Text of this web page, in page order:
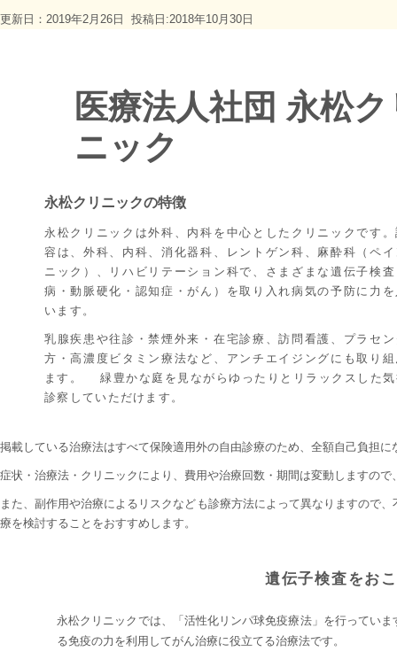
更新日：2019年2月26日 投稿日:2018年10月30日
医療法人社団 永松ク
ニック
永松クリニックの特徴
永松クリニックは外科、内科を中心としたクリニックです
容は、外科、内科、消化器科、レントゲン科、麻酔科（ペ
ニック）、リハビリテーション科で、さまざまな遺伝子検
病・動脈硬化・認知症・がん）を取り入れ病気の予防に力
います。
乳腺疾患や往診・禁煙外来・在宅診療、訪問看護、プラセ
方・高濃度ビタミン療法など、アンチエイジングにも取り
ます。 緑豊かな庭を見ながらゆったりとリラックスした
診察していただけます。
掲載している治療法はすべて保険適用外の自由診療のため、全額自己負担に
症状・治療法・クリニックにより、費用や治療回数・期間は変動しますの
また、副作用や治療によるリスクなども診療方法によって異なりますので
療を検討することをおすすめします。
遺伝子検査をお
永松クリニックでは、「活性化リンパ球免疫療法」を行ってい
る免疫の力を利用してがん治療に役立てる治療法です。